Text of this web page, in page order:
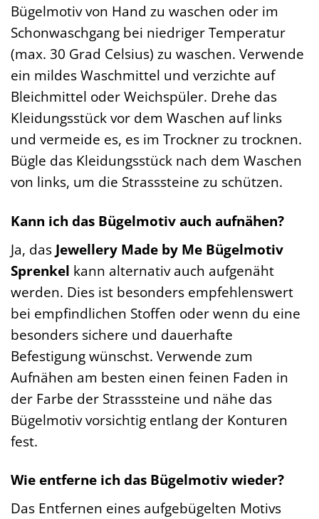
Bügelmotiv von Hand zu waschen oder im
Schonwaschgang bei niedriger Temperatur
(max. 30 Grad Celsius) zu waschen. Verwende
ein mildes Waschmittel und verzichte auf
Bleichmittel oder Weichspüler. Drehe das
Kleidungsstück vor dem Waschen auf links
und vermeide es, es im Trockner zu trocknen.
Bügle das Kleidungsstück nach dem Waschen
von links, um die Strasssteine zu schützen.
Kann ich das Bügelmotiv auch aufnähen?
Ja, das Jewellery Made by Me Bügelmotiv
Sprenkel kann alternativ auch aufgenäht
werden. Dies ist besonders empfehlenswert
bei empfindlichen Stoffen oder wenn du eine
besonders sichere und dauerhafte
Befestigung wünschst. Verwende zum
Aufnähen am besten einen feinen Faden in
der Farbe der Strasssteine und nähe das
Bügelmotiv vorsichtig entlang der Konturen
fest.
Wie entferne ich das Bügelmotiv wieder?
Das Entfernen eines aufgebügelten Motivs